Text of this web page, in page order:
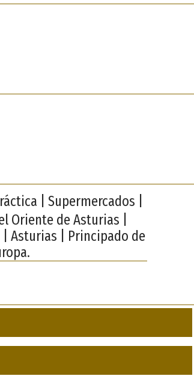
| Supermercados |
Oriente de Asturias |
Asturias | Principado de